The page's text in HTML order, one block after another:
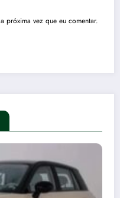
próxima vez que eu comentar.
Como Criar
e Lucratividade